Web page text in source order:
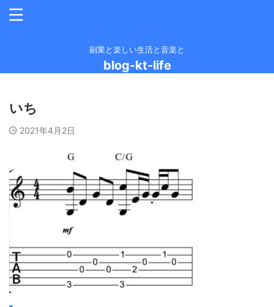
副業と楽しい生活と音楽と
blog-kt-life
いち
2021年4月2日